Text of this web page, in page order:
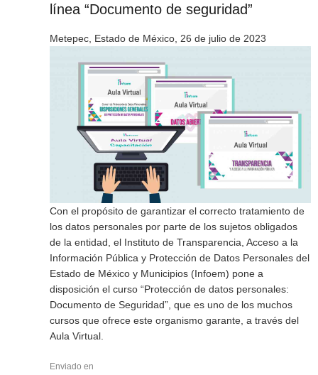
línea “Documento de seguridad”
Metepec, Estado de México, 26 de julio de 2023
Con el propósito de garantizar el correcto tratamiento de
los datos personales por parte de los sujetos obligados
de la entidad, el Instituto de Transparencia, Acceso a la
Información Pública y Protección de Datos Personales del
Estado de México y Municipios (Infoem) pone a
disposición el curso “Protección de datos personales:
Documento de Seguridad”, que es uno de los muchos
cursos que ofrece este organismo garante, a través del
Aula Virtual.
Enviado en